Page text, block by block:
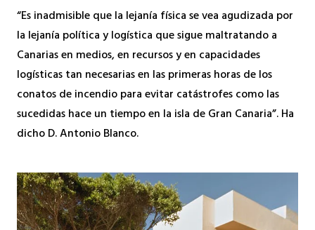
“Es inadmisible que la lejanía física se vea agudizada por
la lejanía política y logística que sigue maltratando a
Canarias en medios, en recursos y en capacidades
logísticas tan necesarias en las primeras horas de los
conatos de incendio para evitar catástrofes como las
sucedidas hace un tiempo en la isla de Gran Canaria”. Ha
dicho D. Antonio Blanco.